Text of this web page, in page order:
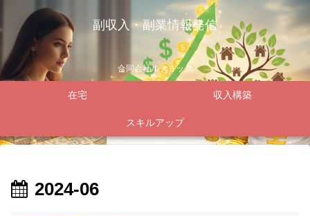
副収入・副業情報発信
合同会社ルテミック
在宅 収入構築
スキルアップ
2024-06